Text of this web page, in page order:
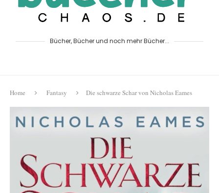
Bücher, Bücher und noch mehr Bücher...
Home Fantasy Die schwarze Schar von Nicholas Eames